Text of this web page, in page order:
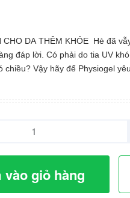
CHO DA THÊM KHỎE Hè đã
đáp lời. Có phải do tia UV
Vậy hãy để Physiogel yêu
rào bảo vệ da khỏe mạnh.
cải thiện nếp nhăn. Tự tin khoe
Physiogel nàng nhé!
vào giỏ hàng